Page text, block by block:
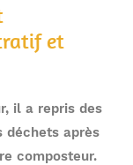
et
il a repris des
déchets après
composteur.